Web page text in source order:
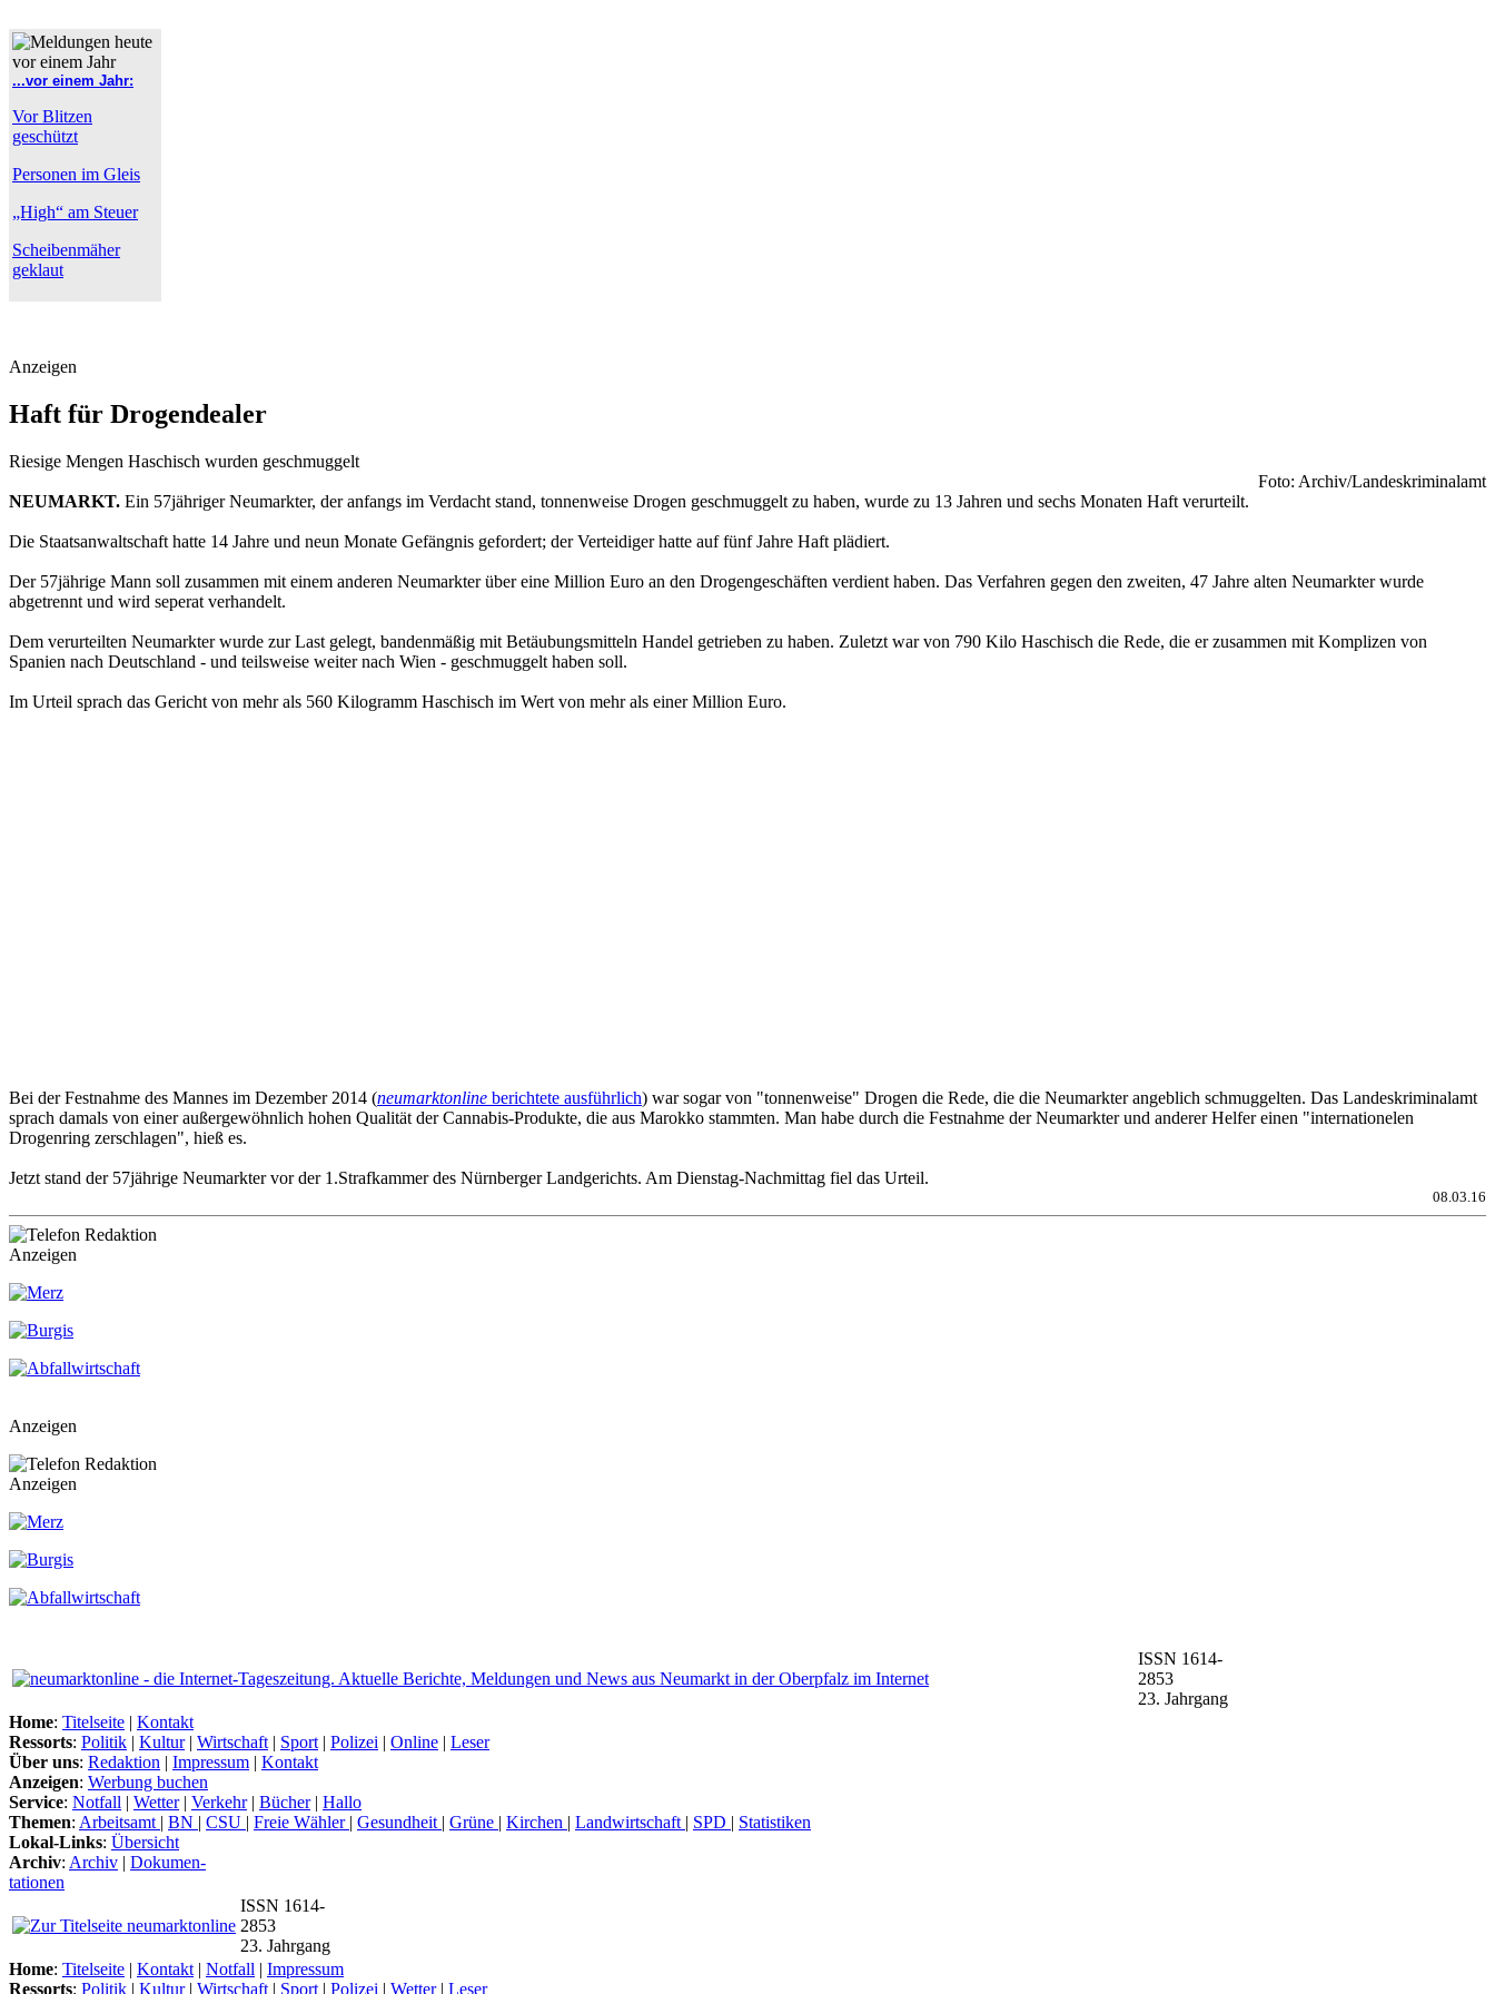
...vor einem Jahr:
Vor Blitzen
geschützt
Personen im Gleis
„High“ am Steuer
Scheibenmäher
geklaut
Anzeigen
Haft für Drogendealer
Riesige Mengen Haschisch wurden geschmuggelt
Foto: Archiv/Landeskriminalamt
NEUMARKT. Ein 57jähriger Neumarkter, der anfangs im Verdacht stand, tonnenweise Drogen geschmuggelt zu haben, wurde zu 13 Jahren und sechs Monaten Haft verurteilt.
Die Staatsanwaltschaft hatte 14 Jahre und neun Monate Gefängnis gefordert; der Verteidiger hatte auf fünf Jahre Haft plädiert.
Der 57jährige Mann soll zusammen mit einem anderen Neumarkter über eine Million Euro an den Drogengeschäften verdient haben. Das Verfahren gegen den zweiten, 47 Jahre alten Neumarkter wurde
abgetrennt und wird seperat verhandelt.
Dem verurteilten Neumarkter wurde zur Last gelegt, bandenmäßig mit Betäubungsmitteln Handel getrieben zu haben. Zuletzt war von 790 Kilo Haschisch die Rede, die er zusammen mit Komplizen von
Spanien nach Deutschland - und teilsweise weiter nach Wien - geschmuggelt haben soll.
Im Urteil sprach das Gericht von mehr als 560 Kilogramm Haschisch im Wert von mehr als einer Million Euro.
Bei der Festnahme des Mannes im Dezember 2014 (neumarktonline berichtete ausführlich) war sogar von "tonnenweise" Drogen die Rede, die die Neumarkter angeblich schmuggelten. Das Landeskriminalamt
sprach damals von einer außergewöhnlich hohen Qualität der Cannabis-Produkte, die aus Marokko stammten. Man habe durch die Festnahme der Neumarkter und anderer Helfer einen "internationelen
Drogenring zerschlagen", hieß es.
Jetzt stand der 57jährige Neumarkter vor der 1.Strafkammer des Nürnberger Landgerichts. Am Dienstag-Nachmittag fiel das Urteil.
08.03.16
Anzeigen
Anzeigen
Anzeigen
ISSN 1614-
2853
23. Jahrgang
Home: Titelseite | Kontakt
Ressorts: Politik | Kultur| Wirtschaft | Sport | Polizei | Online | Leser
Über uns: Redaktion | Impressum | Kontakt
Anzeigen: Werbung buchen
Service: Notfall | Wetter| Verkehr| Bücher| Hallo
Themen: Arbeitsamt | BN | CSU | Freie Wähler | Gesundheit | Grüne | Kirchen | Landwirtschaft | SPD | Statistiken
Lokal-Links: Übersicht
Archiv: Archiv | Dokumen-
tationen
ISSN 1614-
2853
23. Jahrgang
Home: Titelseite | Kontakt | Notfall | Impressum
Ressorts: Politik | Kultur| Wirtschaft | Sport | Polizei | Wetter| Leser